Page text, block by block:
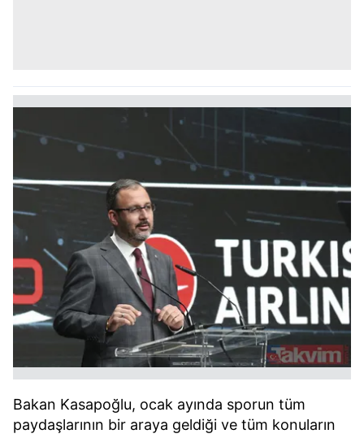
Bakan Kasapoğlu, ocak ayında sporun tüm
paydaşlarının bir araya geldiği ve tüm konuların